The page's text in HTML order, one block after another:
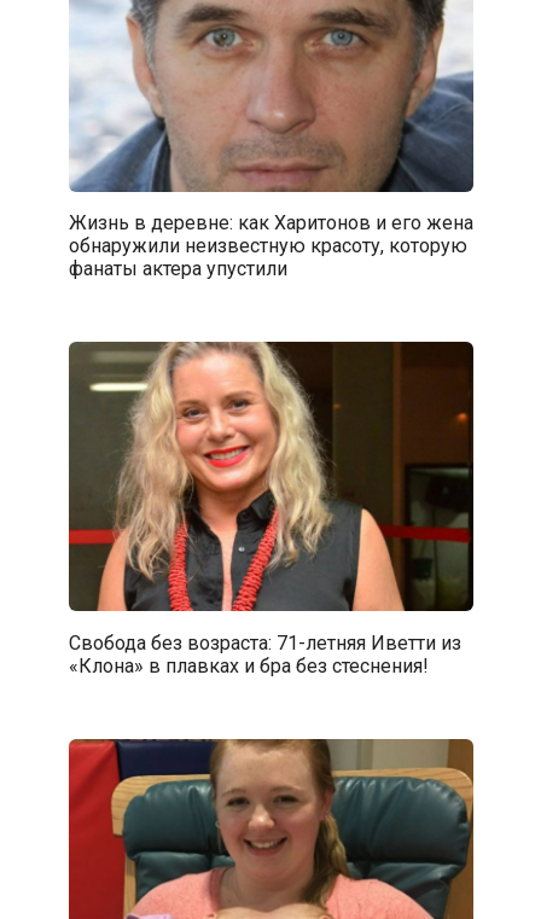
Жизнь в деревне: как Харитонов и его жена
обнаружили неизвестную красоту, которую
фанаты актера упустили
Свобода без возраста: 71-летняя Иветти из
«Клона» в плавках и бра без стеснения!